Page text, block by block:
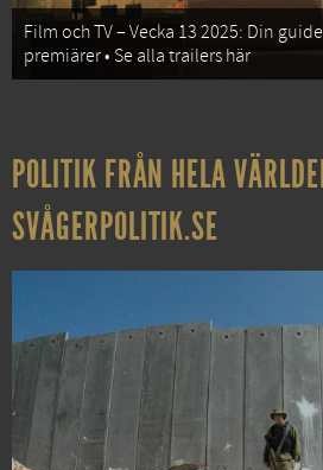
Film och TV – Vecka 13 2025: Din
premiärer • Se alla trailers här
POLITIK FRÅN HELA
SVÅGERPOLITIK.SE